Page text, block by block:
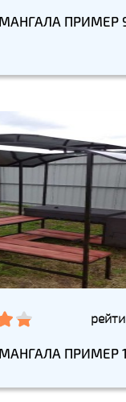
ПРИМЕР
ПРИМЕР